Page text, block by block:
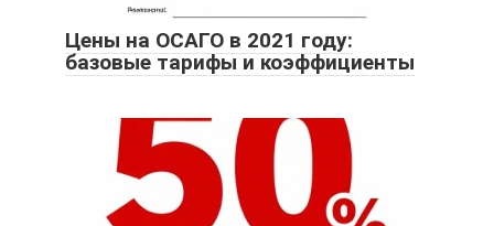
Цены на ОСАГО в 2021 году:
базовые тарифы и коэффициенты